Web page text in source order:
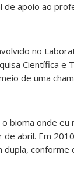
de apoio ao
no
Científica
de uma
bioma onde eu
de abril. Em